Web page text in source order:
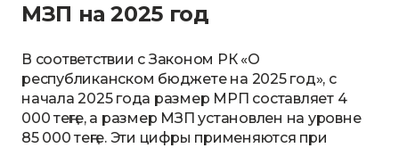
МЗП на 2025 год
В соответствии с Законом РК «О
республиканском бюджете на 2025 год», с
начала 2025 года размер МРП составляет 4
000 теңге, а размер МЗП установлен на уровне
85 000 теңге. Эти цифры применяются при